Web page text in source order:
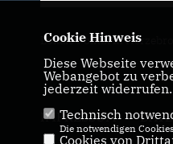
Lokale Politik in
IMPRESSUM
Cookie Hinweis
Diese Webseite
Webangebot zu
jederzeit
Technisch
Die notwendigen
Cookies von